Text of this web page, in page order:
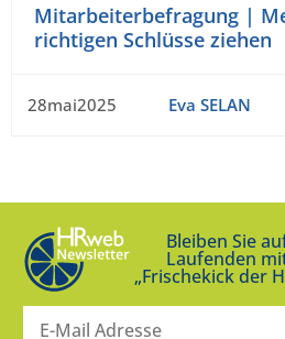
Mitarbeiterbefragung |
richtigen Schlüsse ziehen
28mai2025 Eva SELAN
Bleiben Sie
Laufenden
„Frischekick der